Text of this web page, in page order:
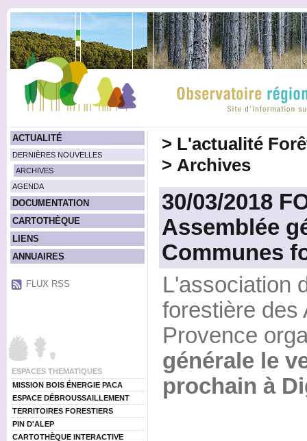
ACTUALITÉ
DERNIÈRES NOUVELLES
ARCHIVES
AGENDA
DOCUMENTATION
CARTOTHÈQUE
LIENS
ANNUAIRES
FLUX RSS
ESPACES THEMATIQUES
MISSION BOIS ÉNERGIE PACA
ESPACE DÉBROUSSAILLEMENT
TERRITOIRES FORESTIERS
PIN D'ALEP
CARTOTHÈQUE INTERACTIVE
> L'actualité
> Archives
30/03/2018
Assemblée
Communes
L'association
forestière des
Provence
générale le
prochain à